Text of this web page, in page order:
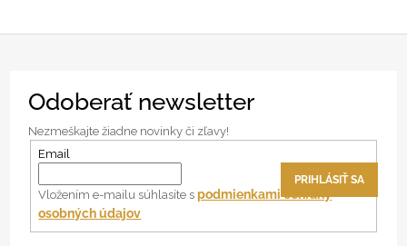
Odoberať newsletter
Nezmeškajte žiadne novinky či zľavy!
Email
Vložením e-mailu súhlasíte spodmienkami ochrany
osobných údajov
PRIHLÁSIŤ SA